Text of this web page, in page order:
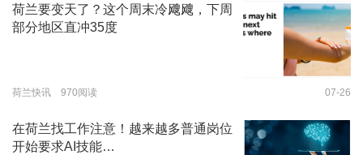
荷兰要变天了？这个周末冷飕飕，下周
部分地区直冲35度
荷兰快讯 970阅读 07-26
在荷兰找工作注意！越来越多普通岗位
开始要求AI技能…